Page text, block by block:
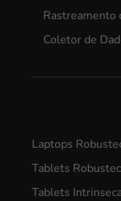
Rastreamento
Coletor de
Laptops
Tablets
Tablets